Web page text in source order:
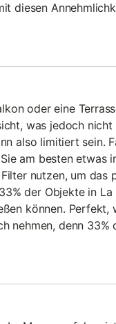
diesen
oder eine
was jedoch nicht
also limitiert sein.
am besten etwas
nutzen, um das
der Objekte in La
können. Perfekt,
nehmen, denn 33%